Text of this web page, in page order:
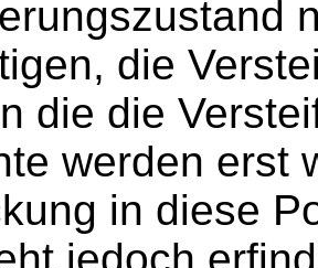
die
die die
werden erst
in diese